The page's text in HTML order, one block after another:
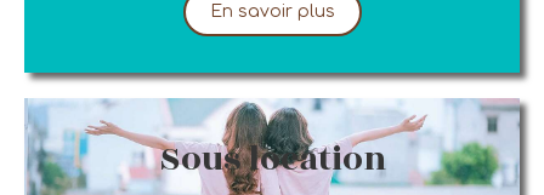
En savoir plus
Sous location